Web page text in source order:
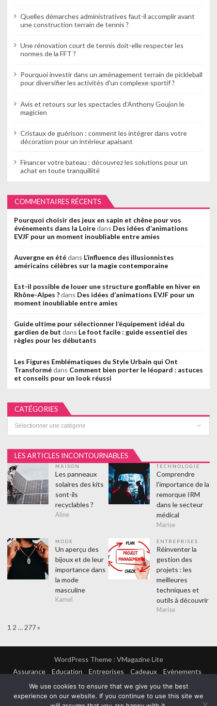
Quelles démarches administratives faut-il accomplir avant
une construction terrain de tennis ?
Une rénovation court de tennis doit-elle respecter les
normes de la FFT ?
Pourquoi investir dans un aménagement terrain de pickleball
pour diversifier les activités d’un complexe sportif ?
Avis et retours sur les spectacles d’Anthony Goujon le
magicien
Cristaux de guérison : comment les intégrer dans votre
décoration pour un intérieur apaisant
Financer votre bateau : découvrez les solutions pour un
achat en toute tranquillité
COMMENTAIRES RÉCENTS
Pourquoi choisir des jeux en sapin et chêne pour vos
événements dans la Loiredans Des idées d’animations
EVJF pour un moment inoubliable entre amies
Auvergne en étédans L’influence des illusionnistes
américains célèbres sur la magie contemporaine
Est-il possible de louer une structure gonflable en hiver en
Rhône-Alpes ?dans Des idées d’animations EVJF pour un
moment inoubliable entre amies
Guide ultime pour sélectionner l’équipement idéal du
gardien de but dans Le foot facile : guide essentiel des
règles pour les débutants
Les Figures Emblématiques du Style Urbain qui Ont
Transformédans Comment bien porter le léopard : astuces
et conseils pour un look réussi
CATÉGORIES
LES ARTICLES INCONTOURNABLES
MAISON
Les panneaux
solaires des kits
sont-ils
recyclables ?
Aline
TECHNOLOGIE
Comprendre
l’importance de la
remorque IRM
dans le secteur
médical
Marise
MODE
Un aperçu des
bijoux et de leur
importance dans
la mode
masculine
Kamel
ENTREPRISES
Réinventer la
gestion des
projets : les
meilleures
techniques et
outils à découvrir
Marise
Page:
1 2 … 277Next
»
WordPress Theme : VMagazine Lite
Assurance
Education Entreprises Cadeaux
Evènements
Hitech
Mode Sorties Sports Loisirs
Maison
Couvreur
Cuisine Electricien Isolation
Plombier
We use cookies to ensure that we give you the best
experience on our website. If you continue to use this site we